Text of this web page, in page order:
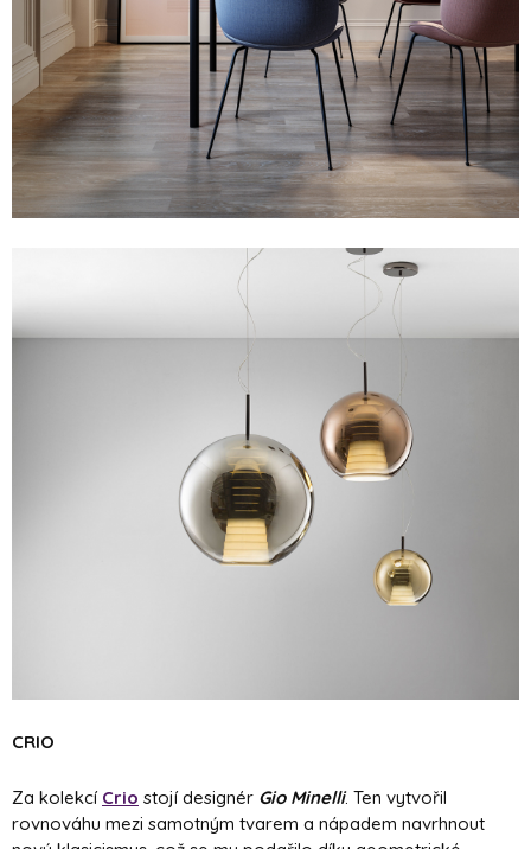
CRIO
Za kolekcí Crio stojí designér Gio Minelli. Ten vytvořil
rovnováhu mezi samotným tvarem a nápadem navrhnout